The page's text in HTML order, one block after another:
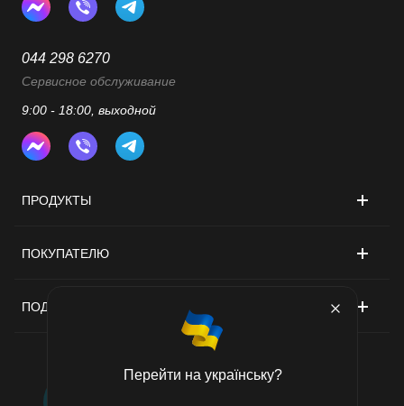
Перейти на українську?
ПРОДУКТЫ
ПОКУПАТЕЛЮ
ПОДДЕРЖКА
044 298 6270
Сервисное обслуживание
9:00 - 18:00, выходной